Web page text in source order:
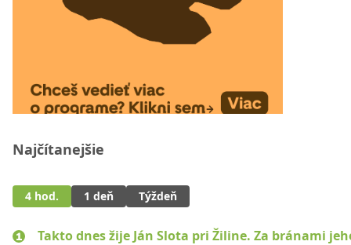
Najčítanejšie
4 hod. 1 deň Týždeň
Takto dnes žije Ján Slota pri Žiline. Za bránami